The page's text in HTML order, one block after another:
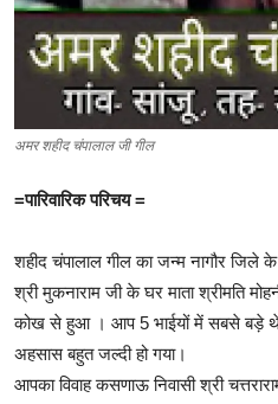
अमर शहीद चंपालाल जी गील
=पारिवारिक परिचय=
शहीद चंपालाल गील का जन्म नागौर जिले
श्री मुकनाराम जी के घर माता श्रीमति
कोख से हुआ । आप 5 भाईयों में सबसे बड़े थे।
अहसास बहुत जल्दी हो गया।
आपका विवाह कसणाऊ निवासी श्री